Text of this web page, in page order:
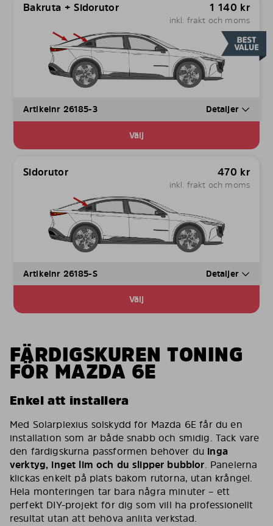
Bakruta + Sidorutor 1 140 kr
inkl. frakt och moms
Artikelnr 26185-3 Detaljer
Välj
Sidorutor 470 kr
inkl. frakt och moms
Artikelnr 26185-S Detaljer
Välj
SE Solarplexius Product Description said:
FÄRDIGSKUREN TONING
FÖR MAZDA 6E
Enkel att installera
Med Solarplexius solskydd för Mazda 6E får du en
installation som är både snabb och smidig. Tack vare
den färdigskurna passformen behöver du inga
verktyg, inget lim och du slipper bubblor. Panelerna
klickas enkelt på plats bakom rutorna, utan krångel.
Hela monteringen tar bara några minuter – ett
perfekt DIY-projekt för dig som vill ha professionellt
resultat utan att behöva anlita verkstad.